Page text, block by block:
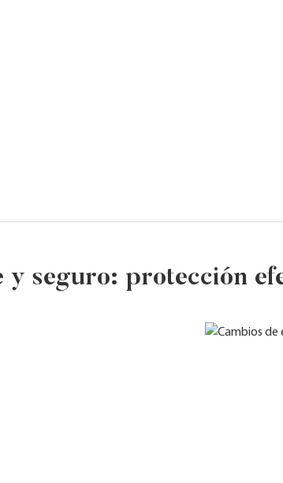
y seguro: protección